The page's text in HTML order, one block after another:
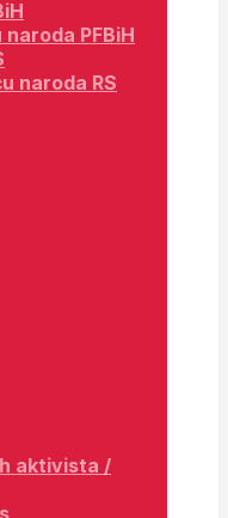
PFBiH
naroda RS
aktivista /